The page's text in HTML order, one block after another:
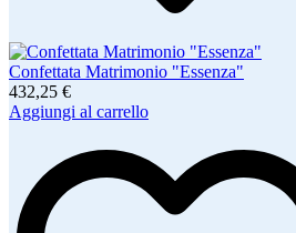
Confettata Matrimonio "Essenza"
432,25 €
Aggiungi al carrello